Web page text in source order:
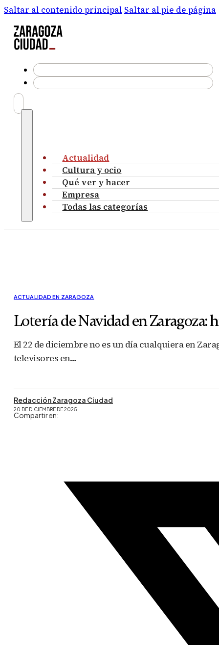
Saltar al contenido principal Saltar al pie de página
Actualidad
Cultura y ocio
Qué ver y hacer
Empresa
Todas las categorías
ACTUALIDAD EN ZARAGOZA
Lotería de Navidad en Zaragoza:
El 22 de diciembre no es un día cualquiera en
televisores en…
Redacción Zaragoza Ciudad
20 DE DICIEMBRE DE 2025
Compartir en: